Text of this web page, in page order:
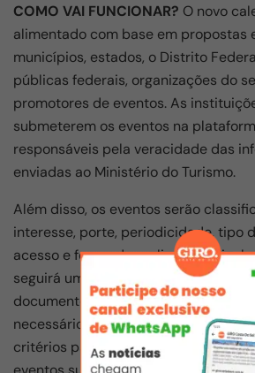
COMO VAI FUNCIONAR? O novo
alimentado com base em propostas
municípios, estados, o Distrito
públicas federais, organizações do
promotores de eventos. As
submeterem os eventos na
responsáveis pela veracidade das
enviadas ao Ministério do Turismo.
Além disso, os eventos serão
interesse, porte, periodicidade, tipo
acesso e forma de realização. A
seguirá um processo detalhado
documento explica os fluxos e
necessários para submissão de
critérios para análise, aprovação ou